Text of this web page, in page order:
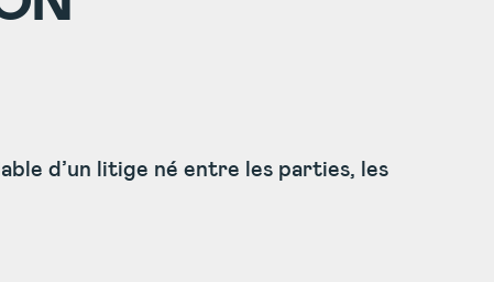
d’un litige né entre les parties, les